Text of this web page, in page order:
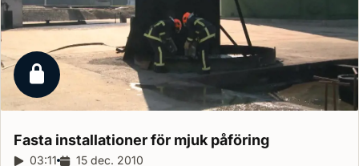
Låst reportage
Fasta installationer för mjuk påföring
Reportagelängd:
03:11 Releasedatum:
15 dec. 2010